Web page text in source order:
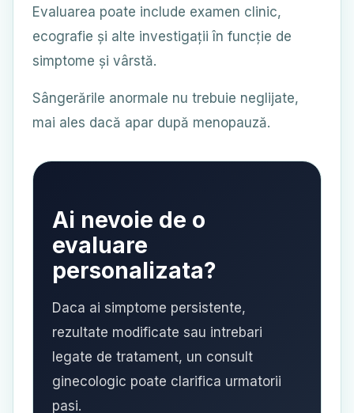
Evaluarea poate include examen clinic,
ecografie și alte investigații în funcție de
simptome și vârstă.
Sângerările anormale nu trebuie neglijate,
mai ales dacă apar după menopauză.
Ai nevoie de o
evaluare
personalizata?
Daca ai simptome persistente,
rezultate modificate sau intrebari
legate de tratament, un consult
ginecologic poate clarifica urmatorii
pasi.